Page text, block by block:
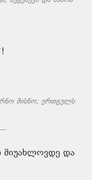
მისნო; ერთგულს
და